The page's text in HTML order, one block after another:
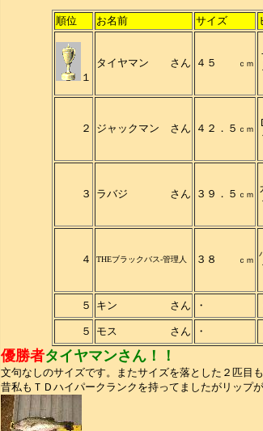
順位 お名前 サイズ
１
タイヤマン さん ４５ ｃｍ
２ ジャックマン さん ４２．５ ｃｍ
３ ラバジ さん ３９．５ ｃｍ
４ THEブラックバス-管理人 ３８ ｃｍ
５ キン さん ・
５ モス さん ・
優勝者タイヤマンさん！！
文句なしのサイズです。またサイズを落とした２匹目
昔私もＴＤハイパークランクを持ってましたがリップ